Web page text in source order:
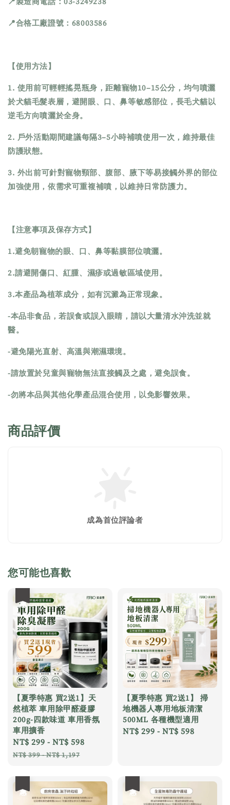
📍製造商電話：03-3249238
📍合格工廠證號：68003586
【使用方法】
1. 使用前可輕輕搖晃瓶身，距離寵物10–15公分，均勻噴灑
於犬貓毛髮表層，避開眼、口、鼻等敏感部位，長毛犬貓以
逆毛方向噴灑於全身。
2. 戶外活動期間建議每隔3–5小時補噴使用一次，維持最佳
防護狀態。
3. 外出前可針對寵物頸部、腹部、腋下等易接觸外界的部位
加強使用，依需求可重複補噴，以維持日常防護力。
【注意事項及保存方式】
1.避免朝寵物的眼、口、鼻等黏膜部位噴灑。
2.請避開傷口、紅腫、濕疹或過敏區域使用。
3.本產品為植萃成分，如有沉澱為正常現象。
-本品非食品，若誤食或誤入眼睛，請以大量清水沖洗並就
醫。
-避免陽光直射、高溫與潮濕環境。
-請放置於兒童與寵物無法直接觸及之處，避免誤食。
-勿將本品與其他化學產品混合使用，以免影響效果。
商品評價
成為首位評論者
您可能也喜歡
【夏季特惠 買2送1】天
然植萃 車用除甲醛凝膠
200g-四款味道 車用香氛
車用擴香
Sale
price
NT$ 299 -NT$ 598
NT$ 399-NT$ 1,197
【夏季特惠 買2送1】 掃
地機器人專用地板清潔
500ML 各種機型適用
Regular
NT$ 299 -NT$ 598